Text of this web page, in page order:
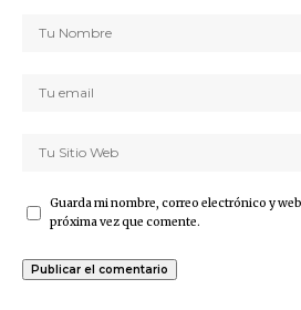
Guarda mi nombre, correo electrónico y
próxima vez que comente.